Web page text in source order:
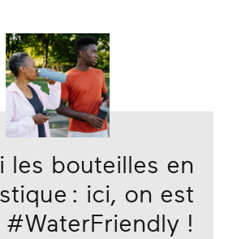
les bouteilles en
: ici, on est
#WaterFriendly !